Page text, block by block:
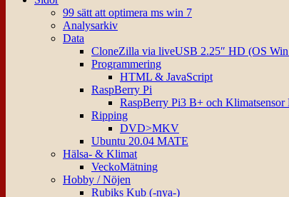
99 sätt att optimera ms win 7
Analysarkiv
Data
CloneZilla via liveUSB 2.25″ HD (OS
Programmering
HTML & JavaScript
RaspBerry Pi
RaspBerry Pi3 B+ och
Ripping
DVD>MKV
Ubuntu 20.04 MATE
Hälsa- & Klimat
VeckoMätning
Hobby / Nöjen
Rubiks Kub (-nya-)